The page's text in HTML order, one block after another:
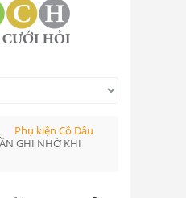
Phụ kiện Cô Dâu
GHI NHỚ KHI